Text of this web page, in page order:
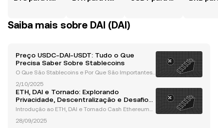
Saiba mais sobre DAI (DAI)
Preço USDC-DAI-USDT: Tudo o Que
Precisa Saber Sobre Stablecoins
O Que São Stablecoins e Por Que São Importantes?
egoria especializada de criptomoedas projetadas
para manter um valor estável. Ao contrário de cripto
mo
2/10/2025
ETH, DAI e Tornado: Explorando
Privacidade, Descentralização e Desafios
Regulatórios no Mundo Cripto
Introdução ao ETH, DAI e Tornado Cash Ethereum
mentais do ecossistema de finanças descentraliza
28/09/2025